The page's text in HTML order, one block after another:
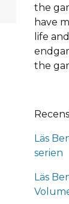
the
have
life
the
Läs
serien
Läs